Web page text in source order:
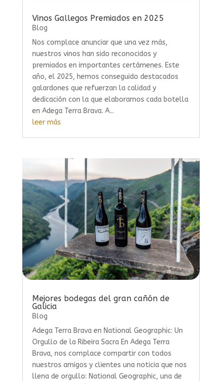
Vinos Gallegos Premiados en 2025
Blog
Nos complace anunciar que una vez más,
nuestros vinos han sido reconocidos y
premiados en importantes certámenes. Este
año, el 2025, hemos conseguido destacados
galardones que refuerzan la calidad y
dedicación con la que elaboramos cada botella
en Adega Terra Brava. A...
leer más
Mejores bodegas del gran cañón de
Galicia
Blog
Adega Terra Brava en National Geographic: Un
Orgullo de la Ribeira Sacra En Adega Terra
Brava, nos complace compartir con todos
nuestros amigos y clientes una noticia que nos
llena de orgullo: National Geographic, una de